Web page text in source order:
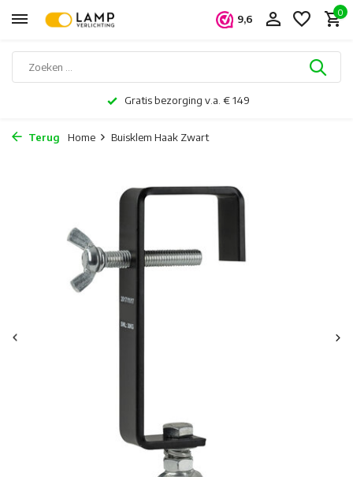
9,6
0
Gratis bezorging v.a. € 149
Terug Home Buisklem Haak Zwart